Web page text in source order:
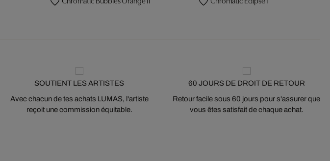
SOUTIENT LES ARTISTES
Avec chacun de tes achats LUMAS, l'artiste
reçoit une commission équitable.
60 JOURS DE DROIT DE RETOUR
Retour facile sous 60 jours pour s'assurer que
vous êtes satisfait de chaque achat.